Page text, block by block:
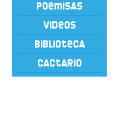
Poemisas
Vídeos
Biblioteca
Cactário